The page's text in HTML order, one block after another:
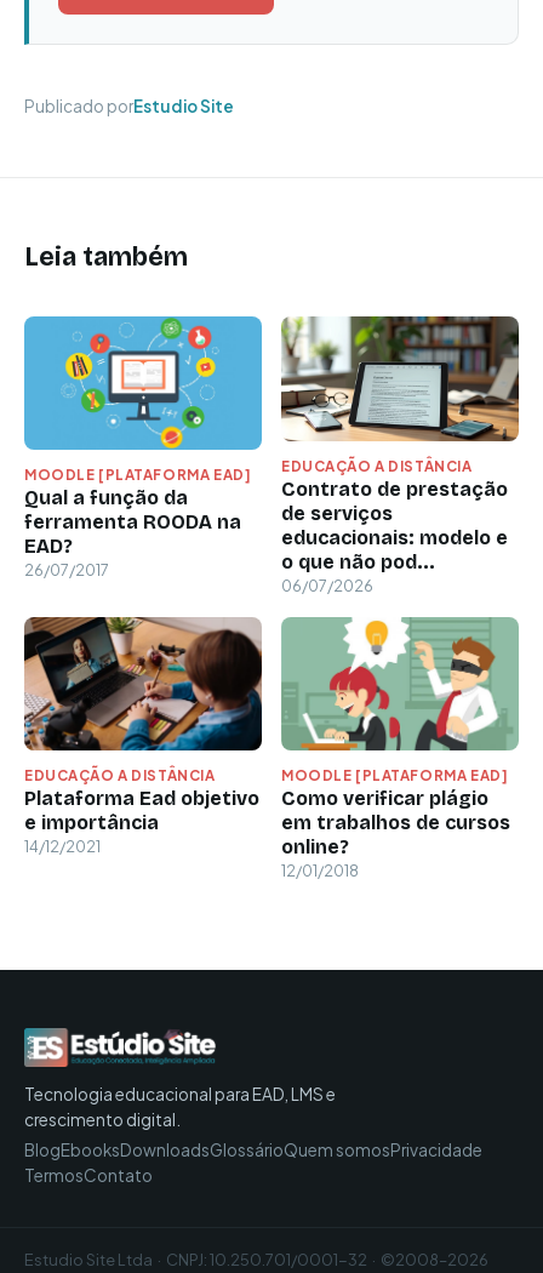
Publicado porEstudio Site
Leia também
MOODLE [PLATAFORMA EAD]
Qual a função da
ferramenta ROODA na
EAD?
26/07/2017
EDUCAÇÃO A DISTÂNCIA
Contrato de prestação
de serviços
educacionais: modelo e
o que não pod...
06/07/2026
EDUCAÇÃO A DISTÂNCIA
Plataforma Ead objetivo
e importância
14/12/2021
MOODLE [PLATAFORMA EAD]
Como verificar plágio
em trabalhos de cursos
online?
12/01/2018
Tecnologia educacional para EAD, LMS e
crescimento digital.
BlogEbooksDownloadsGlossárioQuem somosPrivacidade
TermosContato
Estudio Site Ltda · CNPJ: 10.250.701/0001-32 · ©2008–2026